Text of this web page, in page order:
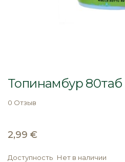
началу
галереи
Топинамбур 80таб
0 Отзыв
2,99 €
Доступность Нет в наличии